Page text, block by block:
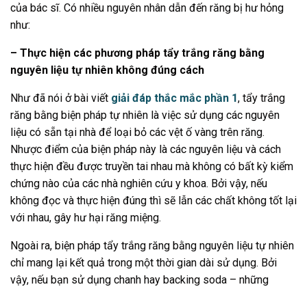
của bác sĩ. Có nhiều nguyên nhân dẫn đến răng bị hư hỏng
như:
– Thực hiện các phương pháp tẩy trắng răng bằng
nguyên liệu tự nhiên không đúng cách
Như đã nói ở bài viết giải đáp thắc mắc phần 1, tẩy trắng
răng bằng biện pháp tự nhiên là việc sử dụng các nguyên
liệu có sẵn tại nhà để loại bỏ các vệt ố vàng trên răng.
Nhược điểm của biện pháp này là các nguyên liệu và cách
thực hiện đều được truyền tai nhau mà không có bất kỳ kiểm
chứng nào của các nhà nghiên cứu y khoa. Bởi vậy, nếu
không đọc và thực hiện đúng thì sẽ lẫn các chất không tốt lại
với nhau, gây hư hại răng miệng.
Ngoài ra, biện pháp tẩy trắng răng bằng nguyên liệu tự nhiên
chỉ mang lại kết quả trong một thời gian dài sử dụng. Bởi
vậy, nếu bạn sử dụng chanh hay backing soda – những